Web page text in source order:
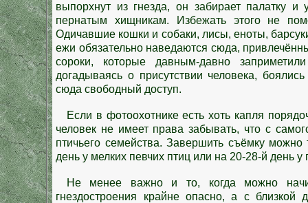
выпорхнут из гнезда, он забирает палатку
пернатым хищникам. Избежать этого не
Одичавшие кошки и собаки, лисы, еноты,
ежи обязательно наведаются сюда,
сороки, которые давным-давно
догадываясь о присутствии человека,
сюда свободный доступ.
Если в фотоохотнике есть хоть капля
человек не имеет права забывать, что с
птичьего семейства. Завершить съёмку
день у мелких певчих птиц или на 20-28-й день у
Не менее важно и то, когда можно
гнездостроения крайне опасно, а с близкой